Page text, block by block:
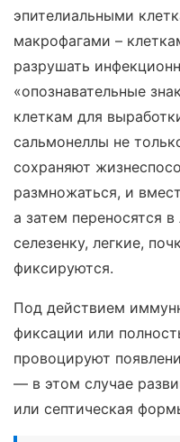
эпителиальными
макрофагами –
разрушать
«опознавательные
клеткам для
сальмонеллы не
сохраняют
размножаться, и
а затем переносятся
селезенку, легкие,
фиксируются.
Под действием
фиксации или
провоцируют
— в этом случае
или септическая